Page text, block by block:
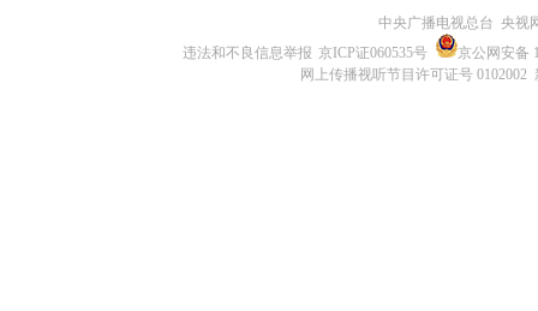
中央广播电视总台 央视
违法和不良信息举报 京ICP证060535号
京公网安备
网上传播视听节目许可证号 0102002